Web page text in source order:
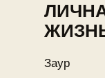
Заур